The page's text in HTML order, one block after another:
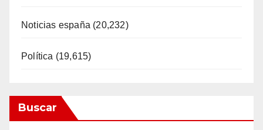
Noticias españa (20,232)
Política (19,615)
Buscar